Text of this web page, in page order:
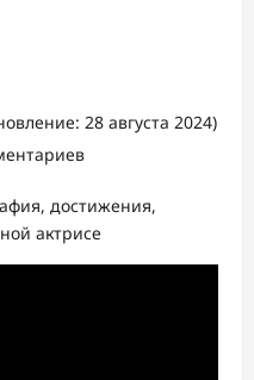
28 августа 2024)